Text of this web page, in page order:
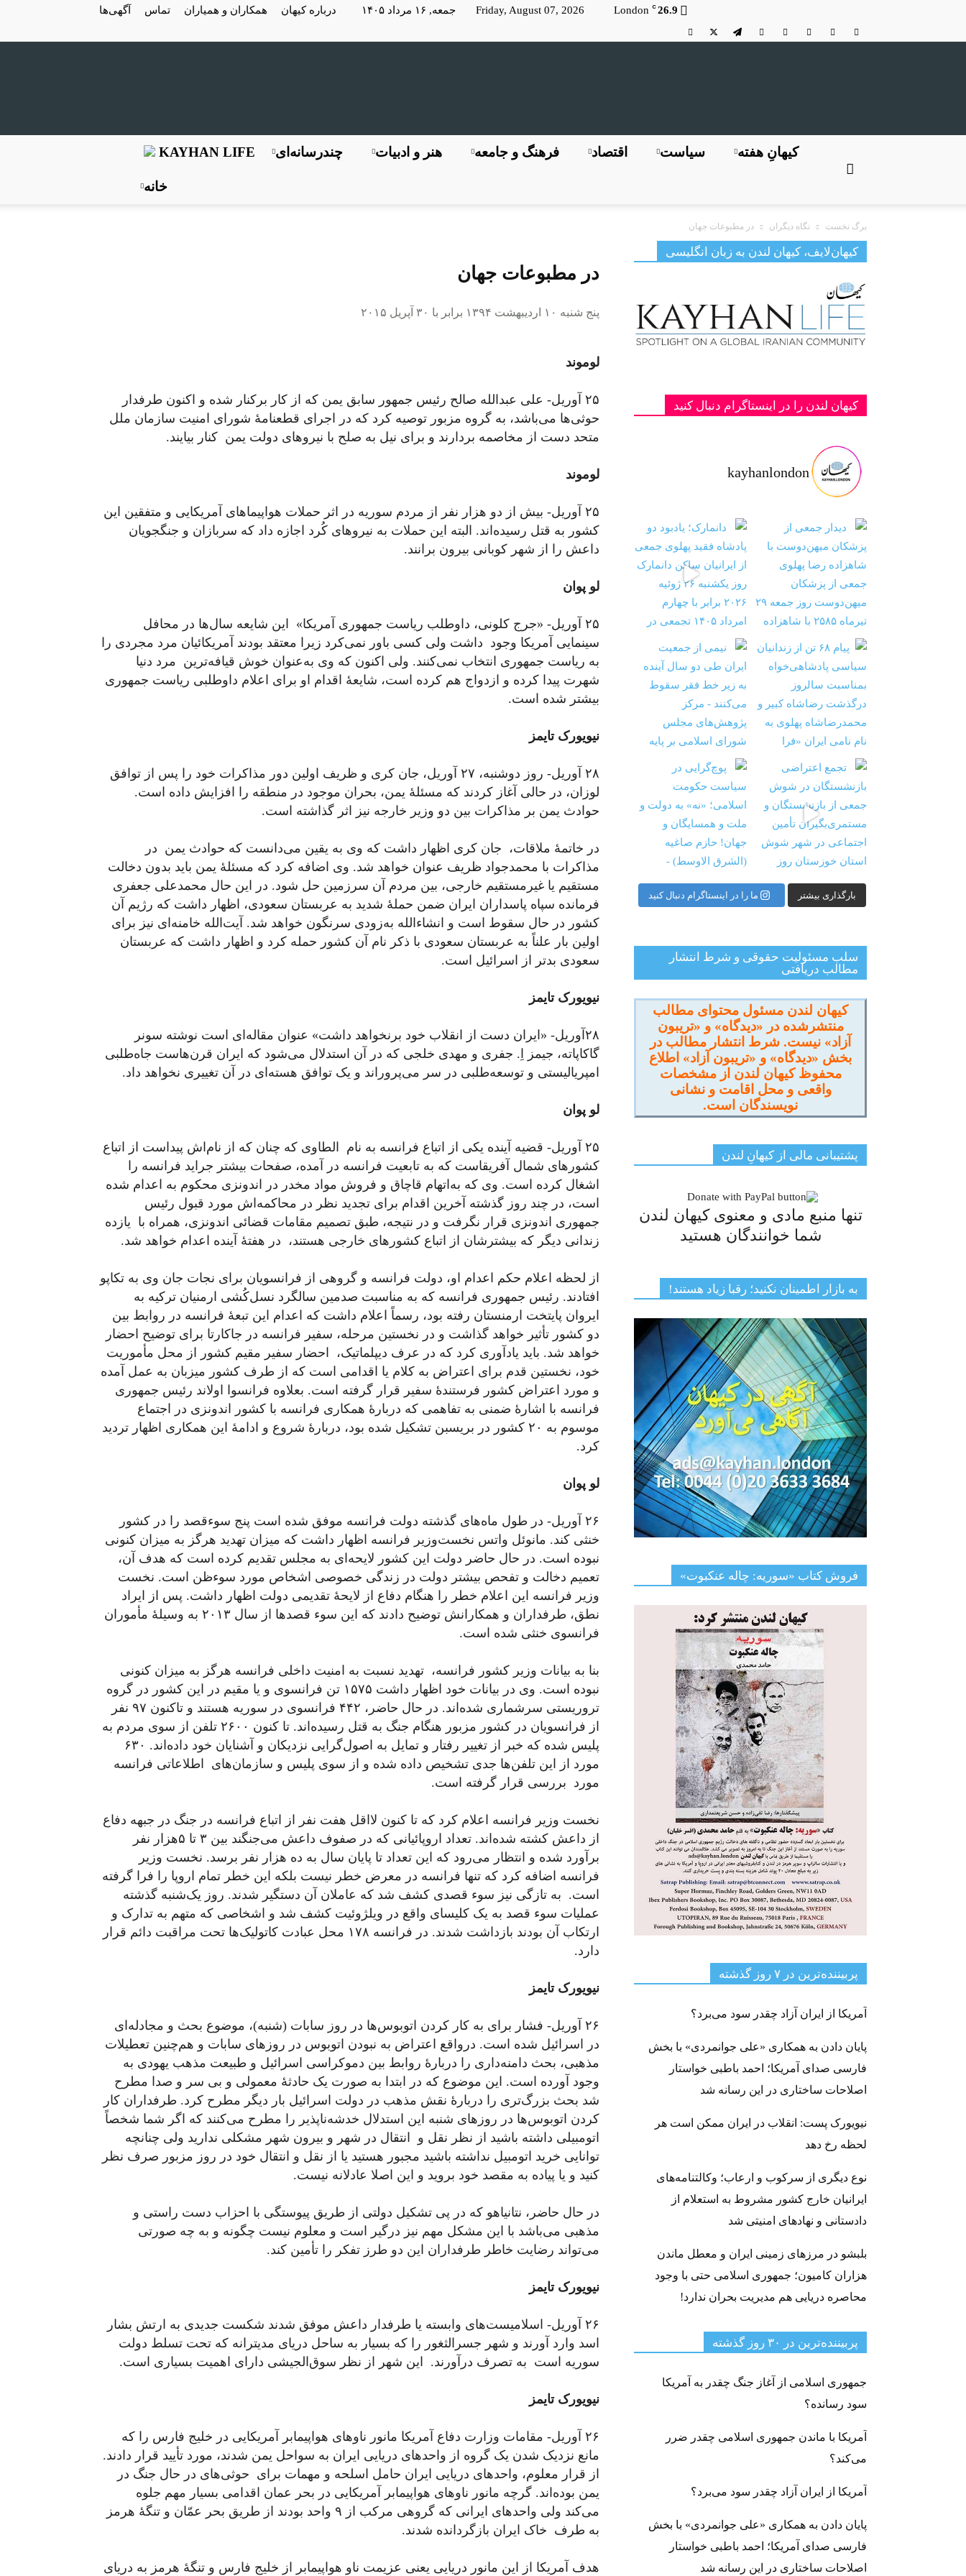
26.9
C
London Friday, August 07, 2026 جمعه, ۱۶ مرداد ۱۴۰۵ درباره کیهان همکاران و همیاران تماس آگهی‌ها
KayhanLondon
KAYHAN LIFE چندرسانه‌ای هنر و ادبیات فرهنگ و جامعه اقتصاد سیاست کیهانِ هفته
خانه
برگ نخست نگاه دیگران در مطبوعات جهان
در مطبوعات جهان
پنج شنبه ۱۰ اردیبهشت ۱۳۹۴ برابر با ۳۰ آپریل ۲۰۱۵
لوموند
۲۵ آوریل- علی عبدالله صالح رئیس جمهور سابق یمن که از کار برکنار شده و اکنون طرفدار
حوثی‌ها می‌باشد، به گروه مزبور توصیه کرد که در اجرای قطعنامۀ شورای امنیت سازمان ملل
متحد دست از مخاصمه بردارند و برای نیل به صلح با نیروهای دولت یمن کنار بیایند.
لوموند
۲۵ آوریل- بیش از دو هزار نفر از مردم سوریه در اثر حملات هواپیماهای آمریکایی و متفقین این
کشور به ‌قتل رسیده‌اند. البته این حملات به نیروهای کُرد اجازه داد که سربازان و جنگجویان
داعش را از شهر کوبانی بیرون برانند.
لو پوان
۲۵ آوریل- «جرج کلونی، داوطلب ریاست جمهوری آمریکا» این شایعه سال‌ها در محافل
سینمایی آمریکا وجود داشت ولی کسی باور نمی‌کرد زیرا معتقد بودند آمریکائیان مرد مجردی را
به ریاست جمهوری انتخاب نمی‌کنند. ولی اکنون که وی به‌عنوان خوش قیافه‌‌ترین مرد دنیا
شهرت پیدا کرده و ازدواج هم کرده است، شایعۀ اقدام او برای اعلام داوطلبی ریاست جمهوری
بیشتر شده است.
نیویورک تایمز
۲۸ آوریل- روز دوشنبه، ۲۷ آوریل، جان کری و ظریف اولین دور مذاکرات خود را پس از توافق
لوزان، در حالی آغاز کردند که مسئلۀ یمن، بحران موجود در منطقه را افزایش داده است.
حوادث یمن بر مذاکرات بین دو وزیر خارجه نیز اثر گذاشته است.
در خاتمۀ ملاقات، جان کری اظهار داشت که وی به‌ یقین می‌دانست که حوادث یمن در
مذاکرات با محمدجواد ظریف عنوان خواهد شد. وی اضافه کرد که مسئلۀ یمن باید بدون دخالت
مستقیم یا غیرمستقیم خارجی، بین مردم آن سرزمین حل شود. در این حال محمدعلی جعفری
فرمانده سپاه پاسداران ایران ضمن حملۀ شدید به عربستان سعودی، اظهار داشت که رژیم آن
کشور در حال سقوط است و انشاءالله به‌زودی سرنگون خواهد شد. آیت‌الله خامنه‌ای نیز برای
اولین بار علناً به عربستان سعودی با ذکر نام آن کشور حمله کرد و اظهار داشت که عربستان
سعودی بدتر از اسرائیل است.
نیویورک تایمز
۲۸آوریل- «ایران دست از انقلاب خود برنخواهد داشت» عنوان مقاله‌ای است نوشته سونر
گاکاپاته، جیمز اِ. جفری و مهدی خلجی که در آن استدلال می‌شود که ایران قرن‌هاست جاه‌طلبی
امپریالیستی و توسعه‌طلبی در سر می‌پروراند و یک توافق هسته‌ای در آن تغییری نخواهد داد.
لو پوان
۲۵ آوریل- قضیه آینده یکی از اتباع فرانسه به نام الطاوی که چنان که از نام‌اش پیداست از اتباع
کشورهای شمال آفریقاست که به ‌تابعیت فرانسه در آمده، صفحات بیشتر جراید فرانسه را
اشغال کرده است. وی که به‌اتهام قاچاق و فروش مواد مخدر در اندونزی محکوم به اعدام شده
است، در چند روز گذشته آخرین اقدام برای تجدید نظر در محاکمه‌اش مورد قبول رئیس
جمهوری اندونزی قرار نگرفت و در نتیجه، طبق تصمیم مقامات قضائی اندونزی، همراه با یازده
زندانی دیگر که بیشترشان از اتباع کشورهای خارجی هستند، در هفتۀ آینده اعدام خواهد شد.
از لحظه اعلام حکم اعدام او، دولت فرانسه و گروهی از فرانسویان برای نجات جان وی به تکاپو
افتادند. رئیس جمهوری فرانسه که به ‌مناسبت صدمین سالگرد نسل‌کُشی ارمنیان ترکیه به
ایروان پایتخت ارمنستان رفته بود، رسماً اعلام داشت که اعدام این تبعۀ فرانسه در روابط بین
دو کشور تأثیر خواهد گذاشت و در نخستین مرحله، سفیر فرانسه در جاکارتا برای توضیح احضار
خواهد شد. باید یادآوری کرد که در عرف دیپلماتیک، احضار سفیر مقیم کشور از محل مأموریت
خود، نخستین قدم برای اعتراض به کلام یا اقدامی است که از طرف کشور میزبان به ‌عمل آمده
و مورد اعتراض کشور فرستندۀ سفیر قرار گرفته است. بعلاوه فرانسوا اولاند رئیس جمهوری
فرانسه با اشارۀ ضمنی به تفاهمی که دربارۀ همکاری فرانسه با کشور اندونزی در اجتماع
موسوم به ۲۰ کشور در بریسبن تشکیل شده بود، دربارۀ شروع و ادامۀ این همکاری اظهار تردید
کرد.
لو پوان
۲۶ آوریل- در طول ماه‌های گذشته دولت فرانسه موفق شده است پنج سوءقصد را در کشور
خنثی کند. مانوئل واتس نخست‌وزیر فرانسه اظهار داشت که میزان تهدید هرگز به ‌میزان کنونی
نبوده است. در حال حاضر دولت این کشور لایحه‌ای به مجلس تقدیم کرده است که هدف آن،
تعمیم دخالت و تفحص بیشتر دولت در زندگی خصوصی اشخاص مورد سوءظن است. نخست
وزیر فرانسه این اعلام خطر را هنگام دفاع از لایحۀ تقدیمی دولت اظهار داشت. پس از ایراد
نطق، طرفداران و همکارانش توضیح دادند که این سوء قصدها از سال ۲۰۱۳ به ‌وسیلۀ مأموران
فرانسوی خنثی شده است.
بنا به بیانات وزیر کشور فرانسه، تهدید نسبت به امنیت داخلی فرانسه هرگز به میزان کنونی
نبوده است. وی در بیانات خود اظهار داشت ۱۵۷۵ تن فرانسوی و یا مقیم در این کشور در گروه
تروریستی سرشماری شده‌اند. در حال حاضر، ۴۴۲ فرانسوی در سوریه هستند و تاکنون ۹۷ نفر
از فرانسویان در کشور مزبور هنگام جنگ به‌ قتل رسیده‌اند. تا کنون ۲۶۰۰ تلفن از سوی مردم به
پلیس شده که خبر از تغییر رفتار و تمایل به اصول‌گرایی نزدیکان و آشنایان خود داده‌اند. ۶۳۰
مورد از این تلفن‌ها جدی تشخیص داده شده و از سوی پلیس و سازمان‌های اطلاعاتی فرانسه
مورد بررسی قرار گرفته است.
نخست وزیر فرانسه اعلام کرد که تا کنون لااقل هفت نفر از اتباع فرانسه در جنگ در جبهه دفاع
از داعش کشته شده‌اند. تعداد اروپائیانی که در صفوف داعش می‌جنگند بین ۳ تا ۵هزار نفر
برآورد شده و انتظار می‌رود که این تعداد تا پایان سال به ده هزار نفر برسد. نخست وزیر
فرانسه اضافه کرد که تنها فرانسه در معرض خطر نیست بلکه این خطر تمام اروپا را فرا گرفته
است. به تازگی نیز سوء قصدی کشف شد که عاملان آن دستگیر شدند. روز یک‌شنبه گذشته
عملیات سوء قصد به یک کلیسای واقع در ویلژوئیت کشف شد و اشخاصی که متهم به تدارک و
ارتکاب آن بودند بازداشت شدند. در فرانسه ۱۷۸ محل عبادت کاتولیک‌ها تحت مراقبت دائم قرار
دارد.
نیویورک تایمز
۲۶ آوریل- فشار برای به کار کردن اتوبوس‌ها در روز سابات (شنبه)، موضوع بحث و مجادله‌ای
در اسرائیل شده است. درواقع اعتراض به نبودن اتوبوس در روزهای سابات و هم‌چنین تعطیلات
مذهبی، بحث دامنه‌داری را دربارۀ روابط بین دموکراسی اسرائیل و طبیعت مذهب یهودی به
‌‌‌وجود آورده است. این موضوع که در ابتدا به ‌صورت یک حادثۀ معمولی و بی سر و صدا مطرح
شد بحث بزرگ‌تری را دربارۀ نقش مذهب در دولت اسرائیل بار دیگر مطرح کرد. طرفداران کار
کردن اتوبوس‌ها در روزهای شنبه این استدلال خدشه‌‌‌ناپذیر را مطرح می‌کنند که اگر شما شخصاً
اتومبیلی داشته باشید از نظر نقل و انتقال در شهر و بیرون شهر مشکلی ندارید ولی چنانچه
توانایی خرید اتومبیل نداشته باشید مجبور هستید یا از نقل و انتقال خود در روز مزبور صرف نظر
کنید و یا پیاده به مقصد خود بروید و این اصلا عادلانه نیست.
در حال حاضر، نتانیاهو که در پی تشکیل دولتی از طریق پیوستگی با احزاب دست راستی و
مذهبی می‌باشد با این مشکل مهم نیز درگیر است و معلوم نیست چگونه و به چه صورتی
می‌تواند رضایت خاطر طرفداران این دو طرز تفکر را تأمین کند.
نیویورک تایمز
۲۶ آوریل- اسلامیست‌های وابسته یا طرفدار داعش موفق شدند شکست جدیدی به ارتش بشار
اسد وارد آورند و شهر جسرالثغور را که بسیار به ساحل دریای مدیترانه که تحت تسلط دولت
سوریه است به تصرف درآورند. این شهر از نظر سوق‌الجیشی دارای اهمیت بسیاری است.
نیویورک تایمز
۲۶ آوریل- مقامات وزارت دفاع آمریکا مانور ناوهای هواپیمابر آمریکایی در خلیج فارس را که
مانع نزدیک شدن یک گروه از واحدهای دریایی ایران به سواحل یمن شدند، مورد تأیید قرار دادند.
از ‌قرار معلوم، واحدهای دریایی ایران حامل اسلحه و مهمات برای حوثی‌های در حال جنگ در
یمن بوده‌اند. گرچه مانور ناوهای هواپیمابر آمریکایی در بحر عمان اقدامی بسیار مهم جلوه
می‌کند ولی واحدهای ایرانی که گروهی مرکب از ۹ واحد بودند از طریق بحر عمّان و تنگۀ هرمز
به طرف خاک ایران بازگردانده شدند.
هدف آمریکا از این مانور دریایی یعنی عزیمت ناو هواپیمابر از خلیج فارس و تنگۀ هرمز به دریای
کیهان‌لایف، کیهان لندن به زبان انگلیسی
کیهان لندن را در اینستاگرام دنبال کنید
kayhanlondon
‏‏‏ ‏‏ ‏ دانمارک؛ یادبود دو پادشاه فقید پهلوی ج
‏‏‏ ‏‏ ‏ نیمی از جمعیت ایران طی دو سال آینده به ز
‏‏‏ ‏‏ ‏ پوچ‌گرایی در سیاست حکومت اسلامی؛ «نه» به
بارگذاری بیشتر ما را در اینستاگرام دنبال کنید
سلب مسئولیت حقوقی و شرط انتشار
مطالب دریافتی
کیهان لندن مسئول محتوای مطالب
منتشرشده در «دیدگاه» و «تریبون
آزاد» نیست. شرط انتشار مطالب در
بخش «دیدگاه» و «تریبون آزاد» اطلاع
محفوظ کیهان لندن از مشخصات
واقعی و محل اقامت و نشانی
نویسندگان است.
پشتیبانی مالی از کیهانِ لندن
تنها منبع مادی و معنوی کیهان لندن
شما خوانندگان هستید
به بازار اطمینان نکنید؛ رقبا زیاد هستند!
فروش کتاب «سوریه: چاله عنکبوت»
پربیننده‌ترین‌ در ۷ روز گذشته
آمریکا از ایران آزاد چقدر سود می‌برد؟
پایان دادن به همکاری «علی جوانمردی» با بخش
فارسی صدای آمریکا؛ احمد باطبی خواستار
اصلاحات ساختاری در این رسانه شد
نیویورک پست: انقلاب در ایران ممکن است هر
لحظه رخ دهد
نوع دیگری از سرکوب و ارعاب؛ وکالتنامه‌های
ایرانیان خارج کشور مشروط به استعلام از
دادستانی و نهادهای امنیتی شد
بلبشو در مرزهای زمینی ایران و معطل ماندن
هزاران کامیون؛ جمهوری اسلامی حتی با وجود
محاصره دریایی هم مدیریت بحران ندارد!
پربیننده‌ترین‌ در ۳۰ روز گذشته
جمهوری اسلامی از آغاز جنگ چقدر به آمریکا
سود رسانده؟
آمریکا با ماندن جمهوری اسلامی چقدر ضرر
می‌کند؟
آمریکا از ایران آزاد چقدر سود می‌برد؟
پایان دادن به همکاری «علی جوانمردی» با بخش
فارسی صدای آمریکا؛ احمد باطبی خواستار
اصلاحات ساختاری در این رسانه شد